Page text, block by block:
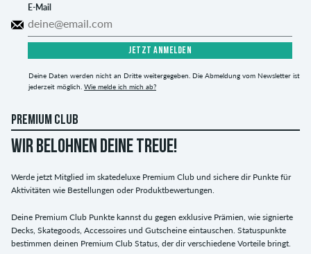
E-Mail
JETZT ANMELDEN
Deine Daten werden nicht an Dritte weitergegeben. Die Abmeldung vom Newsletter ist
jederzeit möglich. Wie melde ich mich ab?
PREMIUM CLUB
WIR BELOHNEN DEINE TREUE!
Werde jetzt Mitglied im skatedeluxe Premium Club und sichere dir Punkte für
Aktivitäten wie Bestellungen oder Produktbewertungen.
Deine Premium Club Punkte kannst du gegen exklusive Prämien, wie signierte
Decks, Skategoods, Accessoires und Gutscheine eintauschen. Statuspunkte
bestimmen deinen Premium Club Status, der dir verschiedene Vorteile bringt.